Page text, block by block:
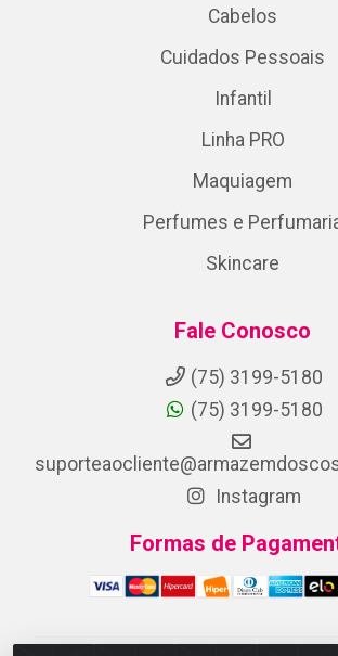
Cabelos
Cuidados Pessoais
Infantil
Linha PRO
Maquiagem
Perfumes e
Skincare
Fale Conosco
(75) 3199-5180
(75) 3199-5180
Instagram
Formas de